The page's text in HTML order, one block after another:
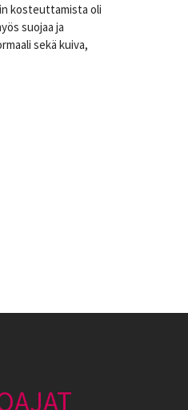
kosteuttamista oli
suojaa ja
sekä kuiva,